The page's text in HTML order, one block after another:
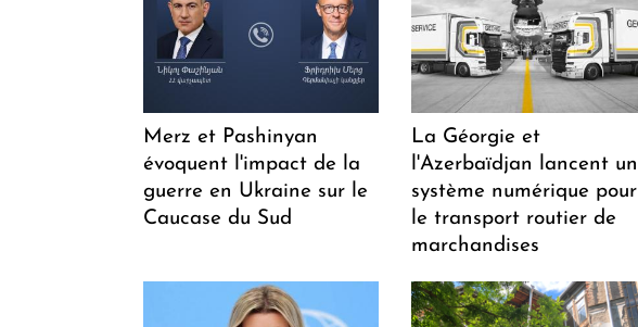
Merz et Pashinyan
évoquent l'impact de la
guerre en Ukraine sur le
Caucase du Sud
La Géorgie et
l'Azerbaïdjan lancent un
système numérique pour
le transport routier de
marchandises